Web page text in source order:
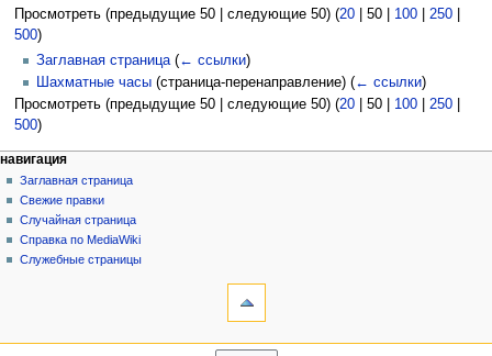
Просмотреть (предыдущие 50| следующие 50) (20| 50| 100| 250|
500)
Заглавная страница (← ссылки)
Шахматные часы (страница-перенаправление) (← ссылки)
Просмотреть (предыдущие 50| следующие 50) (20| 50| 100| 250|
500)
Н
а
в
и
действия на странице
статья
обсуждение
читать
просмотр
кода
персональные инструменты
создать
учётную
запись
войти
навигация
Заглавная страница
Свежие правки
Случайная страница
Справка по MediaWiki
Служебные страницы
навигация